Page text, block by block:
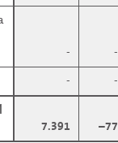
- -
- -
7.391 –77